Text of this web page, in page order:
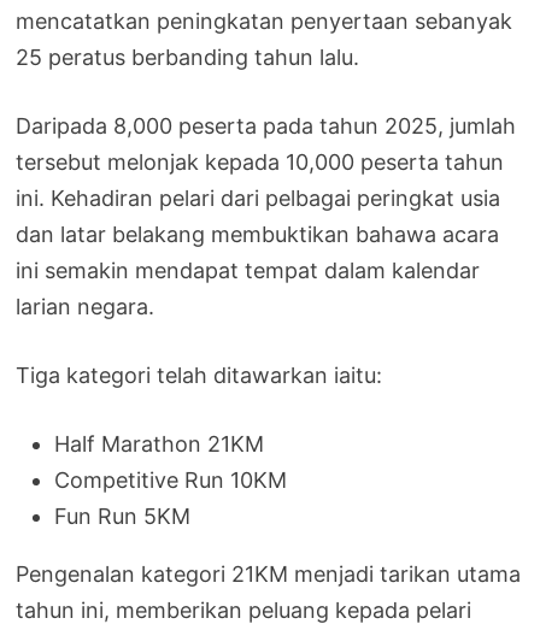
mencatatkan peningkatan penyertaan sebanyak
25 peratus berbanding tahun lalu.
Daripada 8,000 peserta pada tahun 2025, jumlah
tersebut melonjak kepada 10,000 peserta tahun
ini. Kehadiran pelari dari pelbagai peringkat usia
dan latar belakang membuktikan bahawa acara
ini semakin mendapat tempat dalam kalendar
larian negara.
Tiga kategori telah ditawarkan iaitu:
Half Marathon 21KM
Competitive Run 10KM
Fun Run 5KM
Pengenalan kategori 21KM menjadi tarikan utama
tahun ini, memberikan peluang kepada pelari